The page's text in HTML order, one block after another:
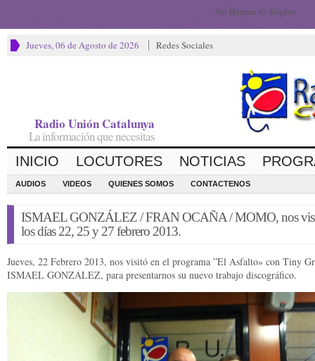
No Banner to display
Jueves, 06 de Agosto de 2026 Redes Sociales
Radio Unión Catalunya
La información que necesitas
INICIO LOCUTORES NOTICIAS
AUDIOS VIDEOS QUIENES SOMOS CONTACTENOS
ISMAEL GONZÁLEZ / FRAN OCAÑA / MOMO, nos
los días 22, 25 y 27 febrero 2013.
Jueves, 22 Febrero 2013, nos visitó en el programa ”El Asfalto» con Tiny
ISMAEL GONZÁLEZ, para presentarnos su nuevo trabajo discográfico.